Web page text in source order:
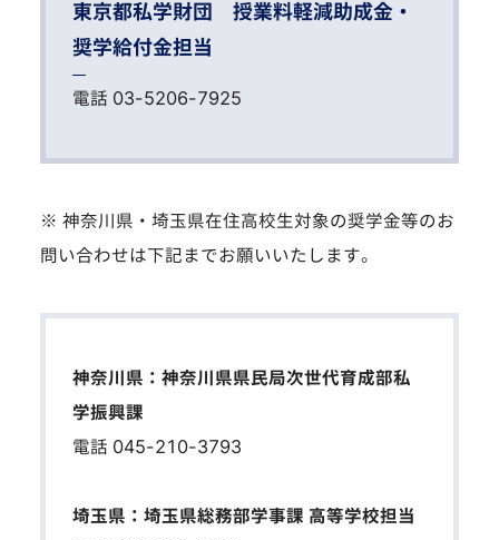
東京都私学財団 授業料軽減助成金・
奨学給付金担当
電話 03-5206-7925
※ 神奈川県・埼玉県在住高校生対象の奨学金等のお
問い合わせは下記までお願いいたします。
神奈川県：神奈川県県民局次世代育成部私
学振興課
電話 045-210-3793
埼玉県：埼玉県総務部学事課 高等学校担当